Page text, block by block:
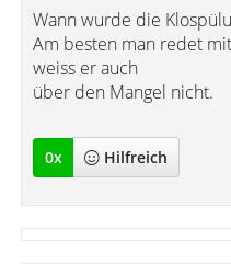
Wann wurde die
Am besten man redet
weiss er auch
über den Mangel nicht.
0x Hilfreich